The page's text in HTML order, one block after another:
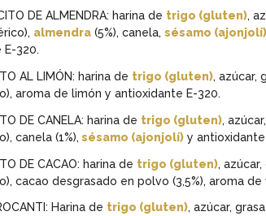
DE ALMENDRA: harina de trigo (gluten),
almendra (5%), canela, sésamo (ajonjolí)
320.
AL LIMÓN: harina de trigo (gluten), azúcar,
aroma de limón y antioxidante E-320.
DE CANELA: harina de trigo (gluten),
canela (1%), sésamo (ajonjolí) y antioxidante
DE CACAO: harina de trigo (gluten),
cacao desgrasado en polvo (3,5%), aroma
Harina de trigo (gluten), azúcar,